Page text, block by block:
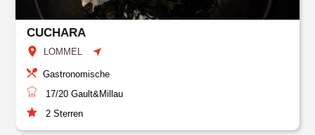
CUCHARA
LOMMEL
Gastronomische
17/20 Gault&Millau
2 Sterren